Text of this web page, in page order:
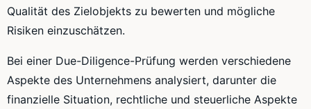
Qualität des Zielobjekts zu bewerten und mögliche
Risiken einzuschätzen.
Bei einer Due-Diligence-Prüfung werden verschiedene
Aspekte des Unternehmens analysiert, darunter die
finanzielle Situation, rechtliche und steuerliche Aspekte